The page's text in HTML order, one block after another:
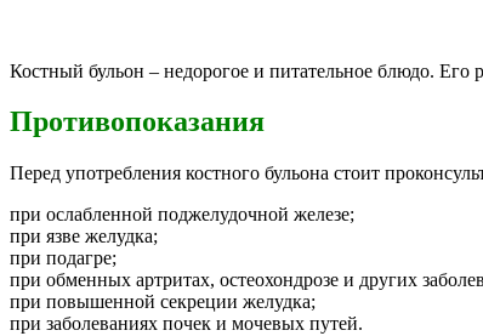
Костный бульон – недорогое и питательное блюдо. Его
Противопоказания
Перед употребления костного бульона стоит
при ослабленной поджелудочной железе;
при язве желудка;
при подагре;
при обменных артритах, остеохондрозе и других
при повышенной секреции желудка;
при заболеваниях почек и мочевых путей.